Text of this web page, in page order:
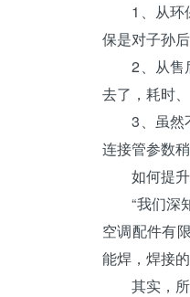
1、从环保
保是对子孙
2、从售后
去了，耗时
3、虽然不
连接管参数
如何提
“我们深知
空调配件有
能焊，焊接
其实，所